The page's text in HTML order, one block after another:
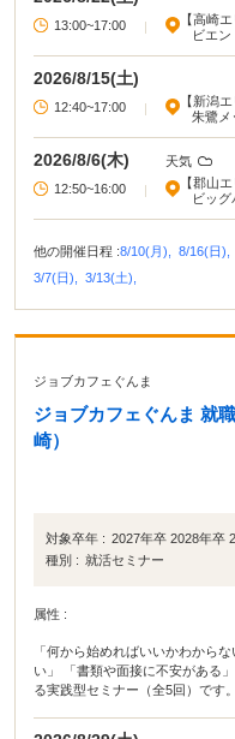
13:00~17:00 |
【高崎エ
ビエ
2026/8/15(土)
12:40~17:00 |
【新潟エ
朱鷺メ
2026/8/6(木)
天気
12:50~16:00
|
【郡山エ
ビッ
他の開催日程 :8/10(月), 8/16(日),
3/7(日),
3/13(土),
ジョブカフェぐんま
ジョブカフェぐんま 就
崎）
対象卒年 : 2027年卒 2028年卒
種別 : 就活セミナー
属性 :
「何から始めればいいかわから
い」 「書類や面接に不安がある
る実践型セミナー（全5回）です。 基礎から応用まで体系的に学べる内容に加
の方も、転職を考えている方も